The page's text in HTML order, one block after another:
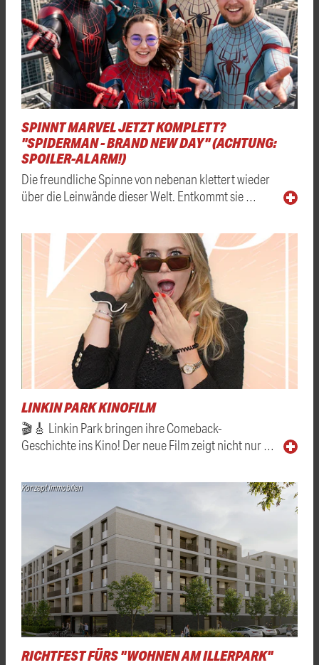
SPINNT MARVEL JETZT KOMPLETT?
"SPIDERMAN - BRAND NEW DAY" (ACHTUNG:
SPOILER-ALARM!)
Die freundliche Spinne von nebenan klettert wieder
über die Leinwände dieser Welt. Entkommt sie …
LINKIN PARK KINOFILM
🎬🎸 Linkin Park bringen ihre Comeback-
Geschichte ins Kino! Der neue Film zeigt nicht nur …
Konzept Immobilien
RICHTFEST FÜRS "WOHNEN AM ILLERPARK"